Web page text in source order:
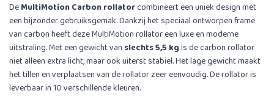
DeMultiMotion Carbon rollatorcombineert een uniek design met
een bijzonder gebruiksgemak. Dankzij het speciaal ontworpen frame
van carbon heeft deze MultiMotion rollator een luxe en moderne
uitstraling. Met een gewicht van slechts 5,5 kgis de carbon rollator
niet alleen extra licht, maar ook uiterst stabiel. Het lage gewicht maakt
het tillen en verplaatsen van de rollator zeer eenvoudig. De rollator is
leverbaar in 10 verschillende kleuren.